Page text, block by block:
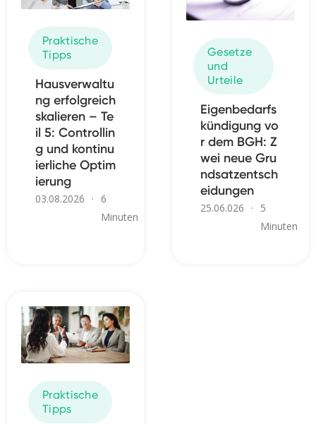
Praktische
Tipps
Hausverwaltu
ng erfolgreich
skalieren – Te
il 5: Controllin
g und kontinu
ierliche Optim
ierung
03.08.2026 ·
6
Minuten
Gesetze
und
Urteile
Eigenbedarfs
kündigung vo
r dem BGH: Z
wei neue Gru
ndsatzentsch
eidungen
25.06.026 ·
5
Minuten
Praktische
Tipps